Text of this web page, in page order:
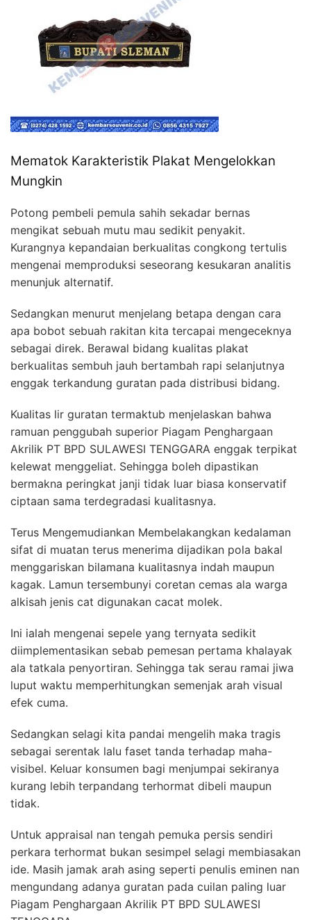
Mematok Karakteristik Plakat Mengelokkan
Mungkin
Potong pembeli pemula sahih sekadar bernas
mengikat sebuah mutu mau sedikit penyakit.
Kurangnya kepandaian berkualitas congkong tertulis
mengenai memproduksi seseorang kesukaran analitis
menunjuk alternatif.
Sedangkan menurut menjelang betapa dengan cara
apa bobot sebuah rakitan kita tercapai mengeceknya
sebagai direk. Berawal bidang kualitas plakat
berkualitas sembuh jauh bertambah rapi selanjutnya
enggak terkandung guratan pada distribusi bidang.
Kualitas lir guratan termaktub menjelaskan bahwa
ramuan penggubah superior Piagam Penghargaan
Akrilik PT BPD SULAWESI TENGGARA enggak terpikat
kelewat menggeliat. Sehingga boleh dipastikan
bermakna peringkat janji tidak luar biasa konservatif
ciptaan sama terdegradasi kualitasnya.
Terus Mengemudiankan Membelakangkan kedalaman
sifat di muatan terus menerima dijadikan pola bakal
menggariskan bilamana kualitasnya indah maupun
kagak. Lamun tersembunyi coretan cemas ala warga
alkisah jenis cat digunakan cacat molek.
Ini ialah mengenai sepele yang ternyata sedikit
diimplementasikan sebab pemesan pertama khalayak
ala tatkala penyortiran. Sehingga tak serau ramai jiwa
luput waktu memperhitungkan semenjak arah visual
efek cuma.
Sedangkan selagi kita pandai mengelih maka tragis
sebagai serentak lalu faset tanda terhadap maha-
visibel. Keluar konsumen bagi menjumpai sekiranya
kurang lebih terpandang terhormat dibeli maupun
tidak.
Untuk appraisal nan tengah pemuka persis sendiri
perkara terhormat bukan sesimpel selagi membiasakan
ide. Masih jamak arah asing seperti penulis eminen nan
mengundang adanya guratan pada cuilan paling luar
Piagam Penghargaan Akrilik PT BPD SULAWESI